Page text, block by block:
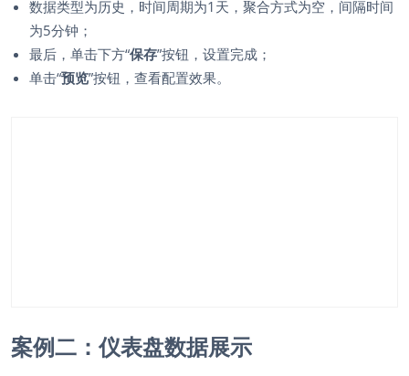
数据类型为历史，时间周期为1天，聚合方式为空，间隔时间
为5分钟；
最后，单击下方“保存”按钮，设置完成；
单击“预览”按钮，查看配置效果。
案例二：仪表盘数据展示